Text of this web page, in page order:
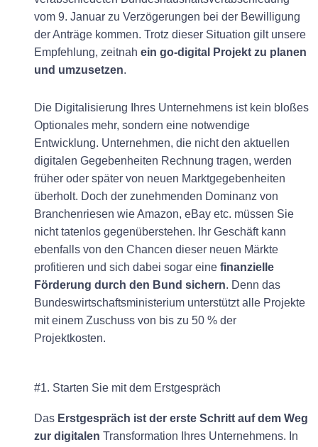
vom 9. Januar zu Verzögerungen bei der Bewilligung
der Anträge kommen. Trotz dieser Situation gilt unsere
Empfehlung, zeitnah ein go-digital Projekt zu planen
und umzusetzen.
Die Digitalisierung Ihres Unternehmens ist kein bloßes
Optionales mehr, sondern eine notwendige
Entwicklung. Unternehmen, die nicht den aktuellen
digitalen Gegebenheiten Rechnung tragen, werden
früher oder später von neuen Marktgegebenheiten
überholt. Doch der zunehmenden Dominanz von
Branchenriesen wie Amazon, eBay etc. müssen Sie
nicht tatenlos gegenüberstehen. Ihr Geschäft kann
ebenfalls von den Chancen dieser neuen Märkte
profitieren und sich dabei sogar eine finanzielle
Förderung durch den Bund sichern. Denn das
Bundeswirtschaftsministerium unterstützt alle Projekte
mit einem Zuschuss von bis zu 50 % der
Projektkosten.
#1. Starten Sie mit dem Erstgespräch
Das Erstgespräch ist der erste Schritt auf dem Weg
zur digitalen Transformation Ihres Unternehmens. In